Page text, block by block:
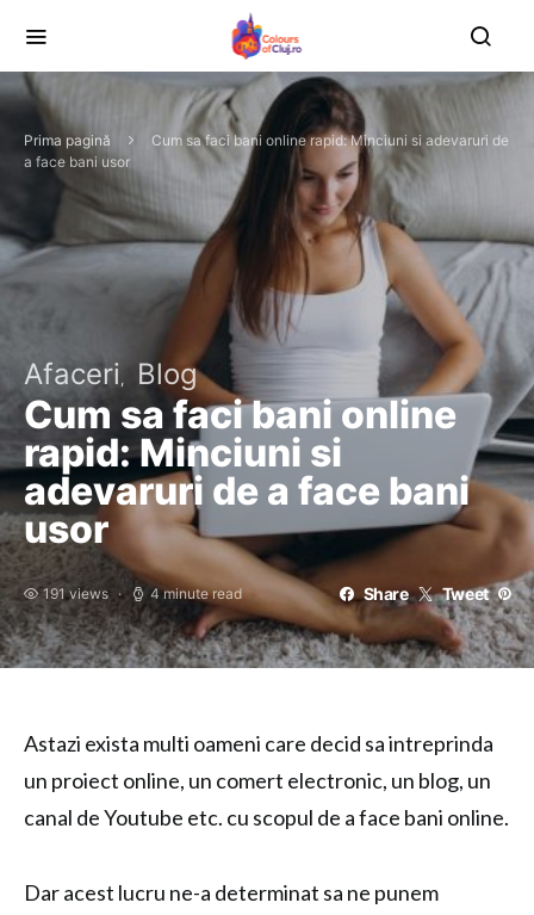
Prima pagină
Cum sa faci bani online rapid: Minciuni si adevaruri de
a face bani usor
Afaceri Blog
Cum sa faci bani online
rapid: Minciuni si
adevaruri de a face bani
usor
191 views 4 minute read Share Tweet
Astazi exista multi oameni care decid sa intreprinda
un proiect online, un comert electronic, un blog, un
canal de Youtube etc. cu scopul de a face bani online.
Dar acest lucru ne-a determinat sa ne punem